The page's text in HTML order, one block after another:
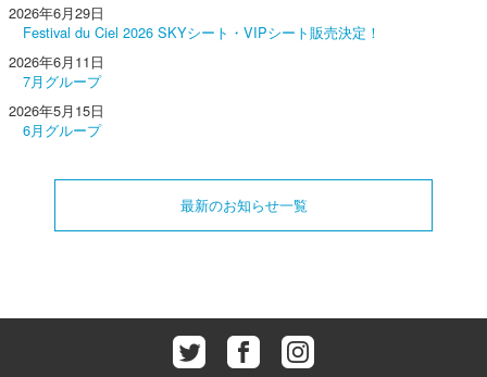
2026年6月29日
Festival du Ciel 2026 SKYシート・VIPシート販売決定！
2026年6月11日
7月グループ
2026年5月15日
6月グループ
最新のお知らせ一覧